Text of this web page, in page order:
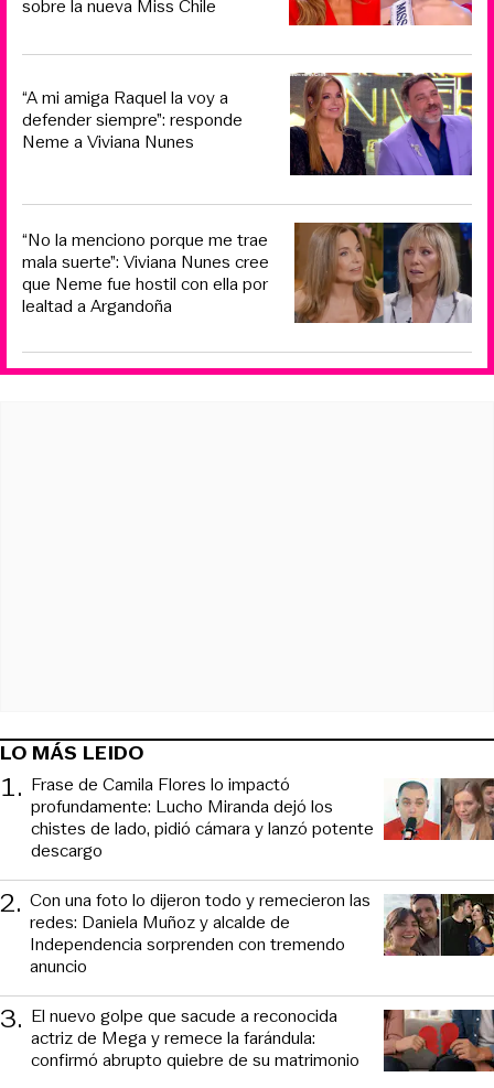
sobre la nueva Miss Chile
“A mi amiga Raquel la voy a
defender siempre”: responde
Neme a Viviana Nunes
“No la menciono porque me trae
mala suerte”: Viviana Nunes cree
que Neme fue hostil con ella por
lealtad a Argandoña
LO MÁS LEIDO
1. Frase de Camila Flores lo impactó
profundamente: Lucho Miranda dejó los
chistes de lado, pidió cámara y lanzó potente
descargo
2. Con una foto lo dijeron todo y remecieron las
redes: Daniela Muñoz y alcalde de
Independencia sorprenden con tremendo
anuncio
3. El nuevo golpe que sacude a reconocida
actriz de Mega y remece la farándula:
confirmó abrupto quiebre de su matrimonio